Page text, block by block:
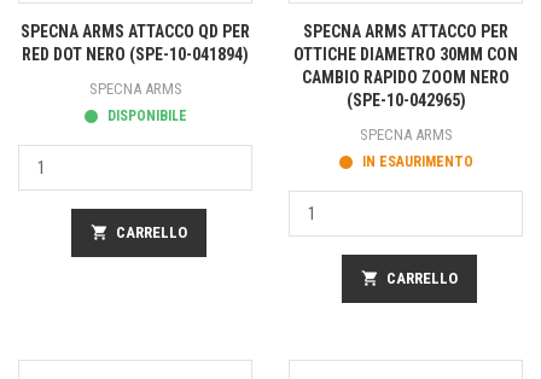
SPECNA ARMS ATTACCO QD PER
RED DOT NERO (SPE-10-041894)
SPECNA ARMS
DISPONIBILE
shopping_cart CARRELLO
SPECNA ARMS ATTACCO PER
OTTICHE DIAMETRO 30MM CON
CAMBIO RAPIDO ZOOM NERO
(SPE-10-042965)
SPECNA ARMS
IN ESAURIMENTO
shopping_cart CARRELLO